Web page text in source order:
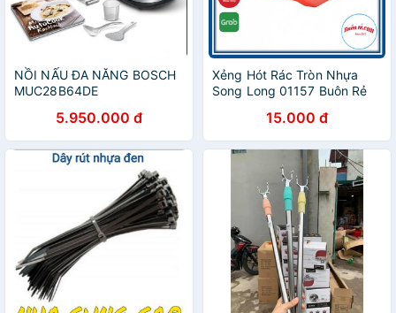
NỒI NẤU ĐA NĂNG BOSCH
MUC28B64DE
5.950.000 đ
Xẻng Hót Rác Tròn Nhựa
Song Long 01157 Buôn Rẻ
15.000 đ